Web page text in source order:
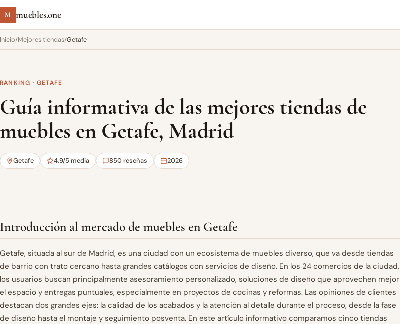
M muebles.one
Inicio/Mejores tiendas/Getafe
RANKING · GETAFE
Guía informativa de las mejores tiendas de
muebles en Getafe, Madrid
Getafe 4.9/5 media 850 reseñas 2026
Introducción al mercado de muebles en Getafe
Getafe, situada al sur de Madrid, es una ciudad con un ecosistema de muebles diverso, que va desde tiendas
de barrio con trato cercano hasta grandes catálogos con servicios de diseño. En los 24 comercios de la ciudad,
los usuarios buscan principalmente asesoramiento personalizado, soluciones de diseño que aprovechen mejor
el espacio y entregas puntuales, especialmente en proyectos de cocinas y reformas. Las opiniones de clientes
destacan dos grandes ejes: la calidad de los acabados y la atención al detalle durante el proceso, desde la fase
de diseño hasta el montaje y seguimiento posventa. En este artículo informativo comparamos cinco tiendas